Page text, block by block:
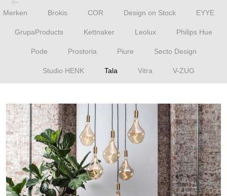
Merken Brokis COR Design on Stock EYYE
GrupaProducts Kettnaker Leolux Philips Hue
Pode Prostoria Piure Secto Design
Studio HENK Tala Vitra V-ZUG